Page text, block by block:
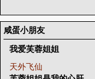
咸蛋小朋友
我爱芙蓉姐姐
天外飞仙